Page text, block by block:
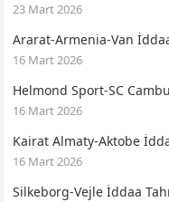
23 Mart 2026
Ararat-Armenia-Van
16 Mart 2026
Helmond Sport-SC
16 Mart 2026
Kairat Almaty-Aktobe
16 Mart 2026
Silkeborg-Vejle İddaa